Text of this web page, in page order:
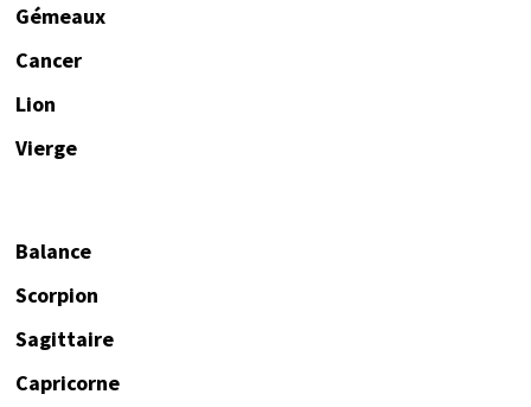
Gémeaux
Cancer
Lion
Vierge
Balance
Scorpion
Sagittaire
Capricorne